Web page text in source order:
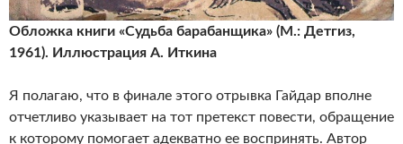
Обложка книги «Судьба барабанщика» (М.: Детгиз,
1961). Иллюстрация А. Иткина
Я полагаю, что в финале этого отрывка Гайдар вполне
отчетливо указывает на тот претекст повести, обращение
к которому помогает адекватно ее воспринять. Автор